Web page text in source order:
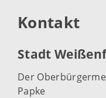
Kontakt
Stadt
Der
Papke